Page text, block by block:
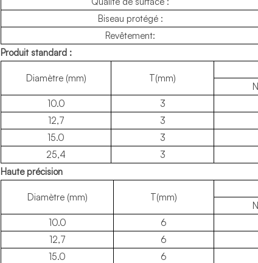
Biseau protégé :
Revêtement:
Produit standard :
Diamètre (mm) T(mm)
10.0
3
12,7
3
15.0
3
25,4
3
Haute précision
Diamètre (mm) T(mm)
10.0
6
12,7
6
15.0
6